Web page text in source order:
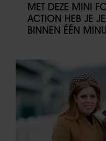
MET DEZE MINI
ACTION HEB JE JE
BINNEN ÉÉN